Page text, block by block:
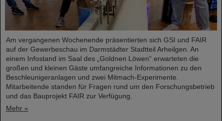
Am vergangenen Wochenende präsentierten sich GSI und FAIR
auf der Gewerbeschau im Darmstädter Stadtteil Arheilgen. An
einem Infostand im Saal des „Goldnen Löwen“ erwarteten die
großen und kleinen Gäste umfangreiche Informationen zu den
Beschleunigeranlagen und zwei Mitmach-Experimente.
Mitarbeitende standen für Fragen rund um den Forschungsbetrieb
und das Bauprojekt FAIR zur Verfügung.
Mehr »